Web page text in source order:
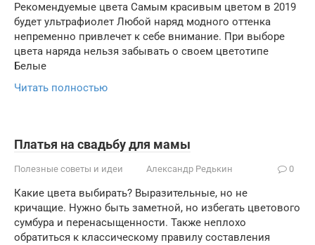
Рекомендуемые цвета Самым красивым цветом в 2019
будет ультрафиолет Любой наряд модного оттенка
непременно привлечет к себе внимание. При выборе
цвета наряда нельзя забывать о своем цветотипе
Белые
Читать полностью
Платья на свадьбу для мамы
Полезные советы и идеи Александр Редькин 0
Какие цвета выбирать? Выразительные, но не
кричащие. Нужно быть заметной, но избегать цветового
сумбура и перенасыщенности. Также неплохо
обратиться к классическому правилу составления